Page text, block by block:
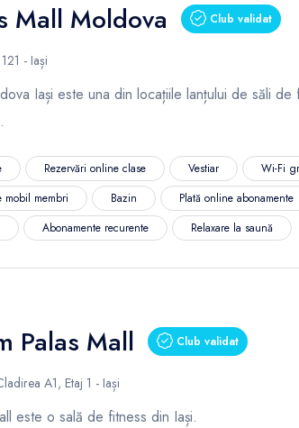
Mall Moldova Club validat
- Iași
Iași este una din locațiile lanțului de săli de
Rezervări online clase Vestiar
Wi-Fi
mobil membri Bazin
Plată online abonamente
Abonamente recurente Relaxare la saună
Palas Mall Club validat
A1, Etaj 1 - Iași
este o sală de fitness din Iași.